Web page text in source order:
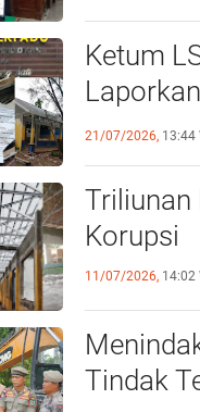
Ketum
21/07/2026, 13:44
Triliunan
Korupsi
11/07/2026, 14:02
Tindak